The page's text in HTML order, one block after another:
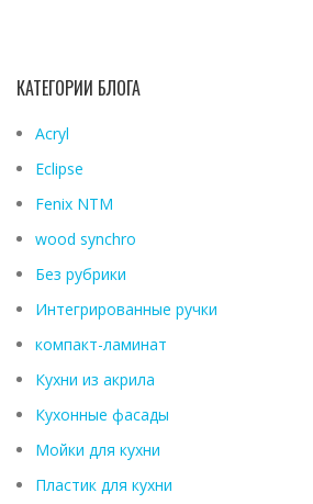
КАТЕГОРИИ БЛОГА
Acryl
Eclipse
Fenix ​​NTM
wood synchro
Без рубрики
Интегрированные ручки
компакт-ламинат
Кухни из акрила
Кухонные фасады
Мойки для кухни
Пластик для кухни